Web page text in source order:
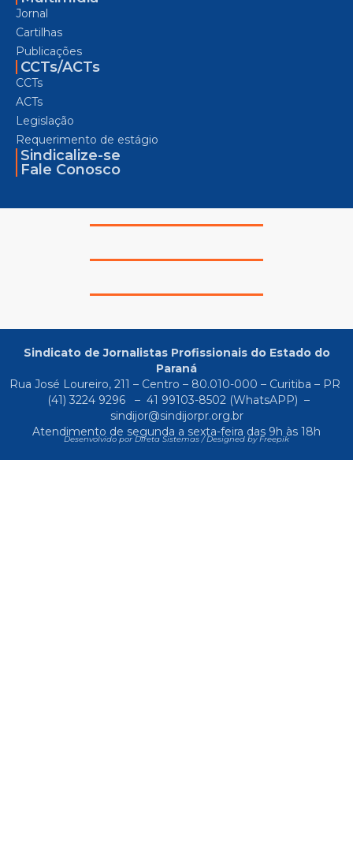
Jornal
Cartilhas
Publicações
CCTs/ACTs
CCTs
ACTs
Legislação
Requerimento de estágio
Sindicalize-se
Fale Conosco
Sindicato de Jornalistas Profissionais do Estado do
Paraná
Rua José Loureiro, 211 – Centro – 80.010-000 – Curitiba – PR
(41) 3224 9296
– 41 99103-8502(WhatsAPP) –
sindijor@sindijorpr.org.br
Atendimento de segunda a sexta-feira das 9h às 18h
Desenvolvido por Direta Sistemas /Designed by Freepik